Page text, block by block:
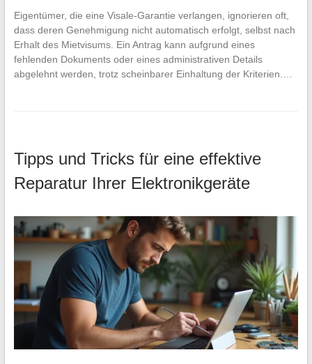
Eigentümer, die eine Visale-Garantie verlangen, ignorieren oft,
dass deren Genehmigung nicht automatisch erfolgt, selbst nach
Erhalt des Mietvisums. Ein Antrag kann aufgrund eines
fehlenden Dokuments oder eines administrativen Details
abgelehnt werden, trotz scheinbarer Einhaltung der Kriterien.…
Tipps und Tricks für eine effektive
Reparatur Ihrer Elektronikgeräte